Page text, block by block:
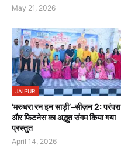
May 21, 2026
JAIPUR
‘मरुधरा रन इन साड़ी’–सीज़न 2: परंपरा
और फिटनेस का अद्भुत संगम किया गया
प्रस्तुत
April 14, 2026